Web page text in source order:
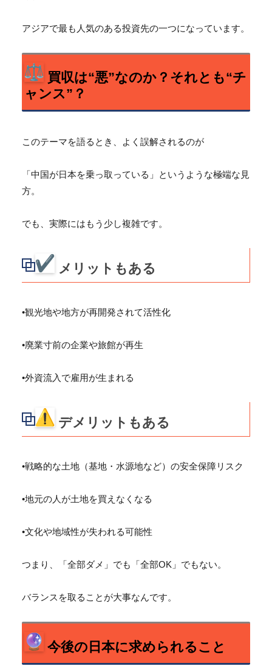
アジアで最も人気のある投資先の一つになっています。
買収は“悪”なのか？それとも“チ
ャンス”？
このテーマを語るとき、よく誤解されるのが
「中国が日本を乗っ取っている」というような極端な見
方。
でも、実際にはもう少し複雑です。
メリットもある
•観光地や地方が再開発されて活性化
•廃業寸前の企業や旅館が再生
•外資流入で雇用が生まれる
デメリットもある
•戦略的な土地（基地・水源地など）の安全保障リスク
•地元の人が土地を買えなくなる
•文化や地域性が失われる可能性
つまり、「全部ダメ」でも「全部OK」でもない。
バランスを取ることが大事なんです。
今後の日本に求められること